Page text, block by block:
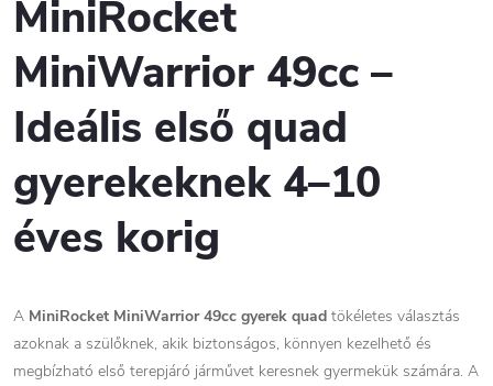
MiniRocket
MiniWarrior 49cc –
Ideális első quad
gyerekeknek 4–10
éves korig
A MiniRocket MiniWarrior 49cc gyerek quad tökéletes választás
azoknak a szülőknek, akik biztonságos, könnyen kezelhető és
megbízható első terepjáró járművet keresnek gyermekük számára. A